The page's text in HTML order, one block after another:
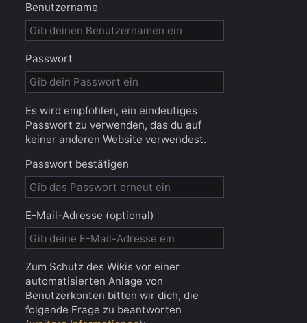
Benutzername
Passwort
Es wird empfohlen, ein eindeutiges
Passwort zu verwenden, das du auf
keiner anderen Website verwendest.
Passwort bestätigen
E-Mail-Adresse (optional)
Zum Schutz des Wikis vor einer
automatisierten Anlage von
Benutzerkonten bitten wir dich, die
folgende Frage zu beantworten